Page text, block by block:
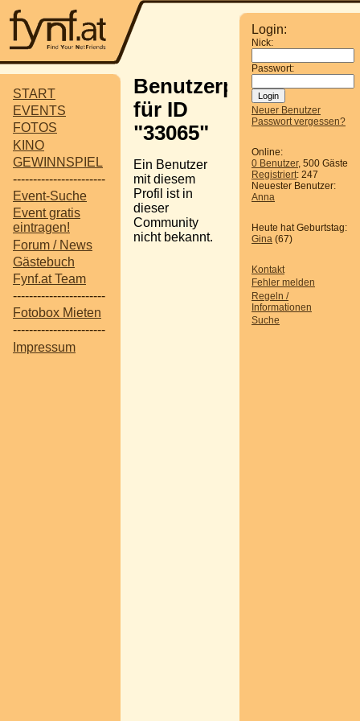
START
EVENTS
FOTOS
KINO
GEWINNSPIEL
-----------------------
Event-Suche
Event gratis
eintragen!
Forum / News
Gästebuch
Fynf.at Team
-----------------------
Fotobox Mieten
-----------------------
Impressum
Login:
Nick:
Passwort:
Neuer Benutzer
Passwort vergessen?
Online:
0 Benutzer, 500 Gäste
Registriert: 247
Neuester Benutzer:
Anna
Heute hat Geburtstag:
Gina (67)
Kontakt
Fehler melden
Regeln /
Informationen
Suche
Benutzerprofil
für ID
"33065"
Ein Benutzer
mit diesem
Profil ist in
dieser
Community
nicht bekannt.